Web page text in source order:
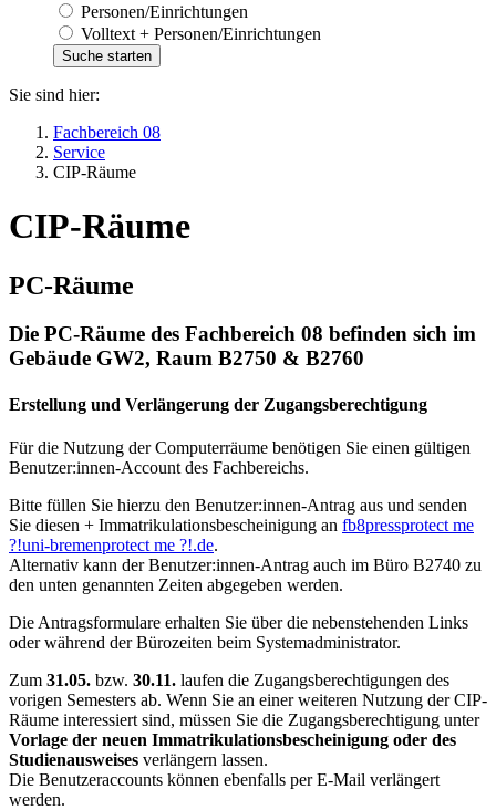
Personen/Einrichtungen
Volltext + Personen/Einrichtungen
Sie sind hier:
Fachbereich 08
Service
CIP-Räume
CIP-Räume
PC-Räume
Die PC-Räume des Fachbereich 08 befinden sich im
Gebäude GW2, Raum B2750 & B2760
Erstellung und Verlängerung der Zugangsberechtigung
Für die Nutzung der Computerräume benötigen Sie einen gültigen
Benutzer:innen-Account des Fachbereichs.
Bitte füllen Sie hierzu den Benutzer:innen-Antrag aus und senden
Sie diesen + Immatrikulationsbescheinigung an fb8pressprotect me
?!uni-bremenprotect me ?!.de.
Alternativ kann der Benutzer:innen-Antrag auch im Büro B2740 zu
den unten genannten Zeiten abgegeben werden.
Die Antragsformulare erhalten Sie über die nebenstehenden Links
oder während der Bürozeiten beim Systemadministrator.
Zum 31.05. bzw. 30.11. laufen die Zugangsberechtigungen des
vorigen Semesters ab. Wenn Sie an einer weiteren Nutzung der CIP-
Räume interessiert sind, müssen Sie die Zugangsberechtigung unter
Vorlage der neuen Immatrikulationsbescheinigung oder des
Studienausweises verlängern lassen.
Die Benutzeraccounts können ebenfalls per E-Mail verlängert
werden.